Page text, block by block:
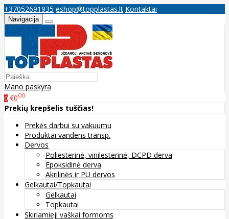
+37052691935 eshop@topplastas.lt Kontaktai
Navigacija
Mano paskyra
0 €000
Prekių krepšelis tuščias!
Prekės darbui su vakuumu
Produktai vandens transp.
Dervos
Poliesterinė, vinilesterinė, DCPD derva
Epoksidinė derva
Akrilinės ir PU dervos
Gelkautai/Topkautai
Gelkautai
Topkautai
Skiriamieji vaškai formoms